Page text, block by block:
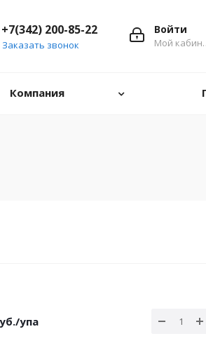
Войти
+7(342) 200-85-22
Заказать звонок
Компания
/упа